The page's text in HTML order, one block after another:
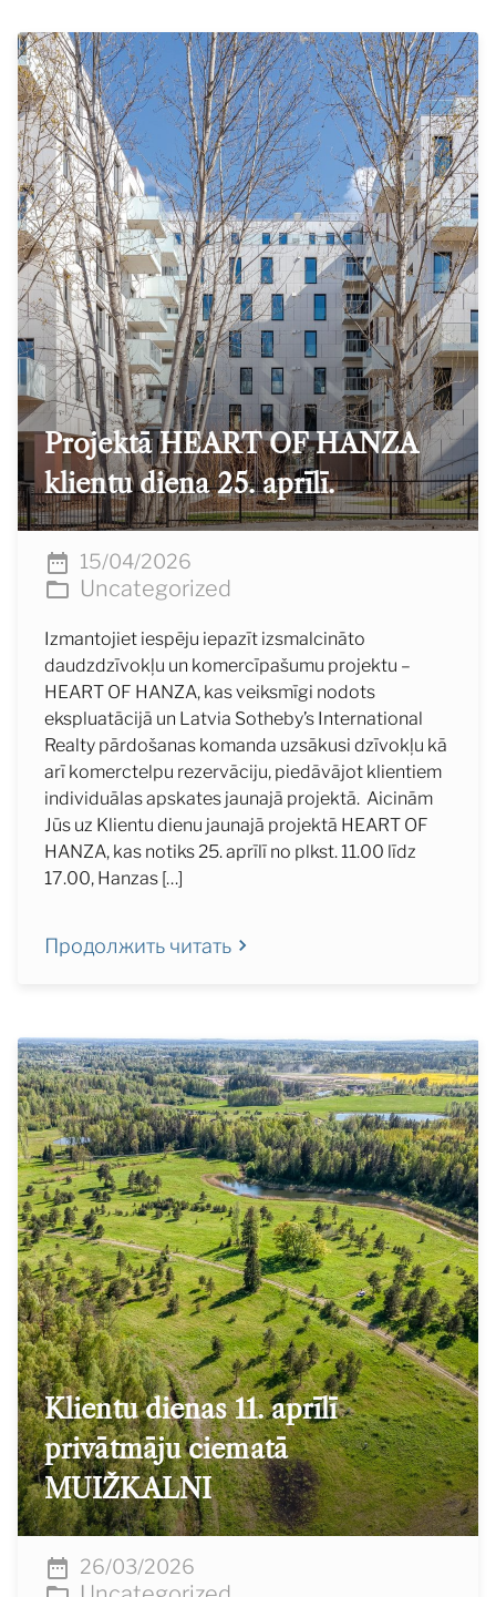
Projektā HEART OF HANZA
klientu diena 25. aprīlī.
15/04/2026
Uncategorized
Izmantojiet iespēju iepazīt izsmalcināto
daudzdzīvokļu un komercīpašumu projektu –
HEART OF HANZA, kas veiksmīgi nodots
ekspluatācijā un Latvia Sotheby’s International
Realty pārdošanas komanda uzsākusi dzīvokļu kā
arī komerctelpu rezervāciju, piedāvājot klientiem
individuālas apskates jaunajā projektā. Aicinām
Jūs uz Klientu dienu jaunajā projektā HEART OF
HANZA, kas notiks 25. aprīlī no plkst. 11.00 līdz
17.00, Hanzas […]
Продолжить читать
Klientu dienas 11. aprīlī
privātmāju ciematā
MUIŽKALNI
26/03/2026